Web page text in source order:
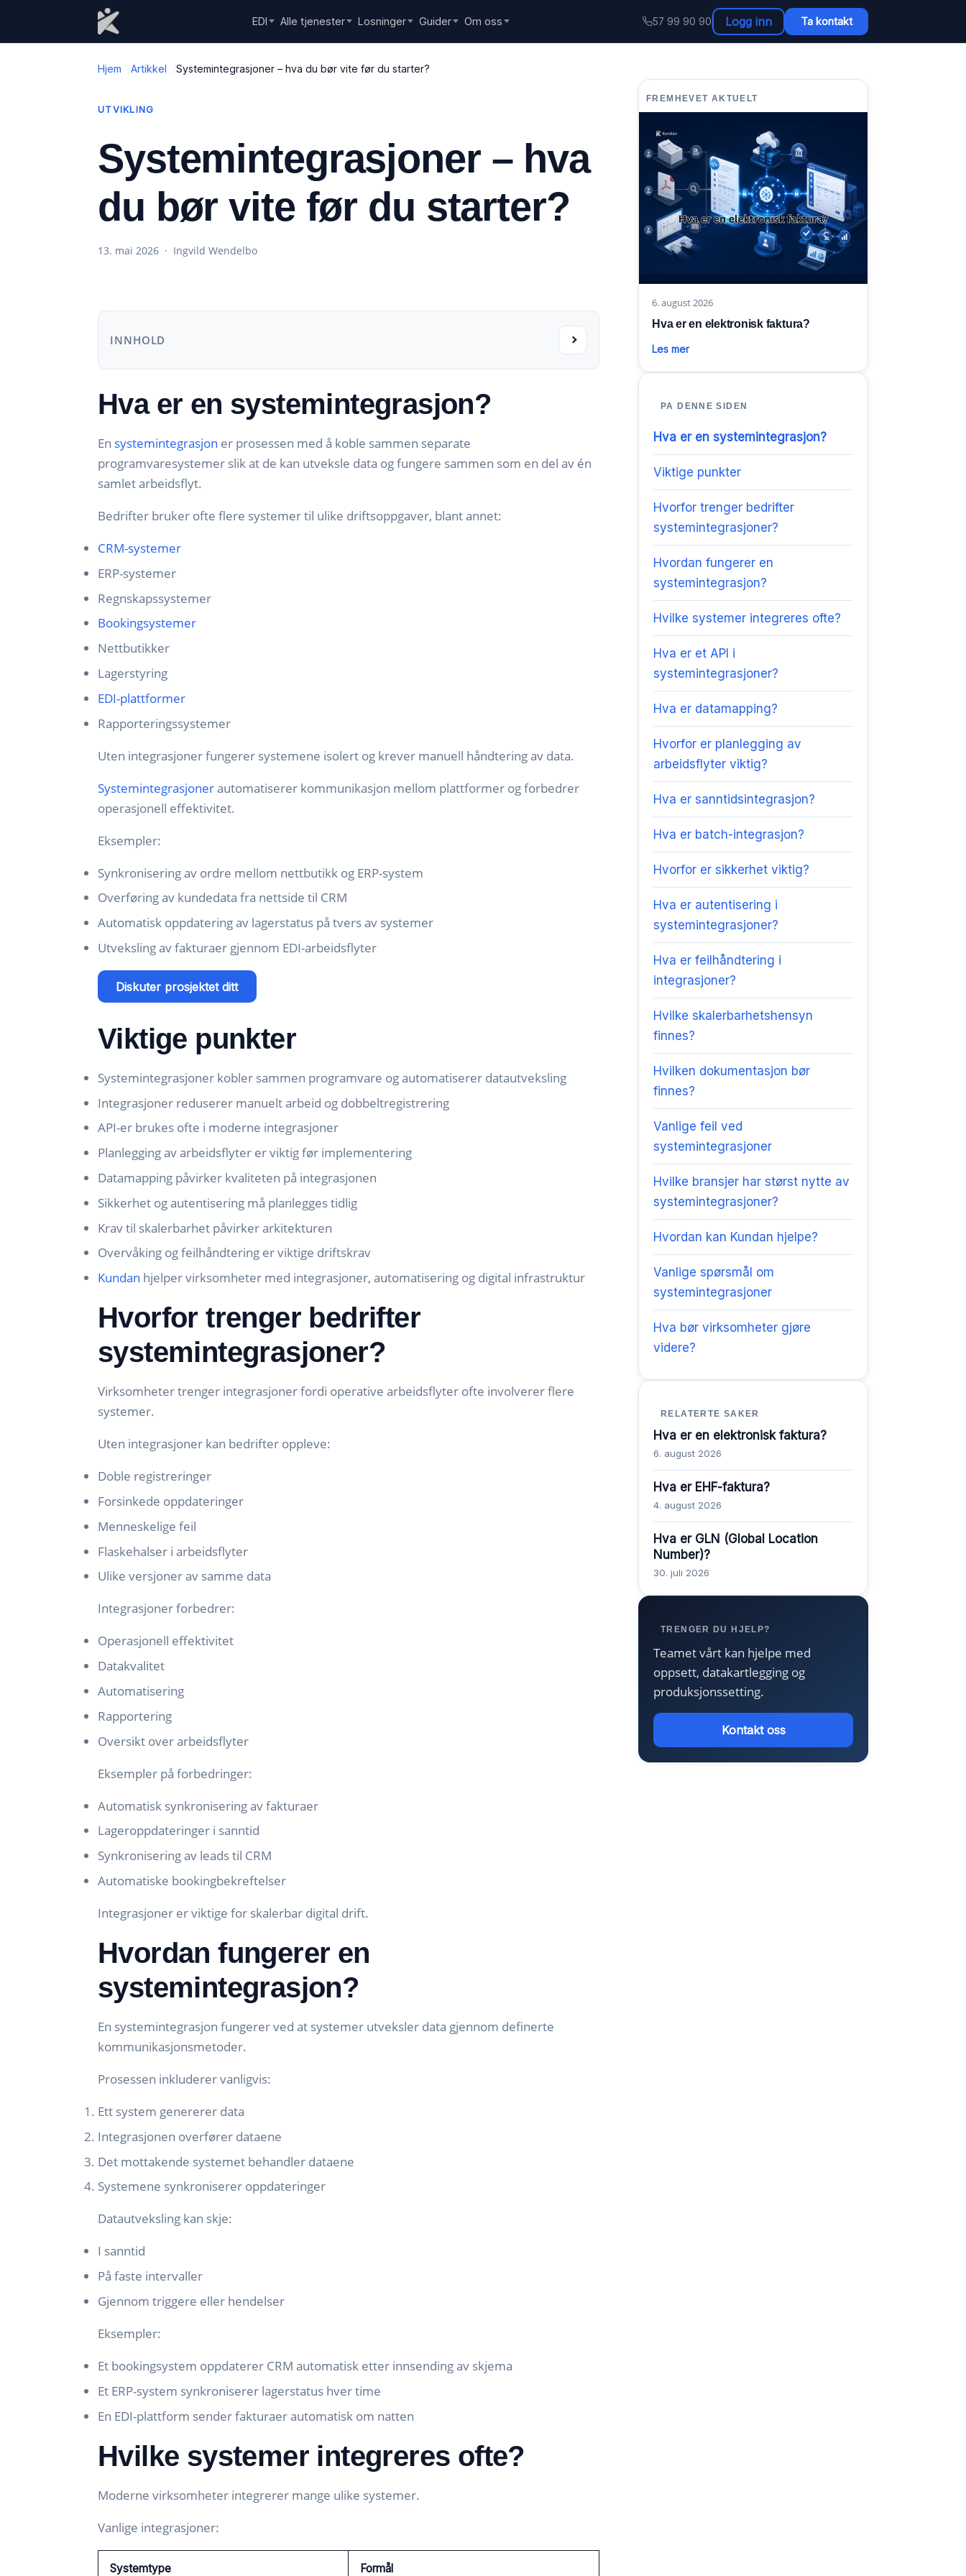
EDI Alle tjenester Losninger Guider Om oss 57 99 90 90 Logg inn Ta kontakt
Hjem Artikkel Systemintegrasjoner – hva du bør vite før du starter?
UTVIKLING
Systemintegrasjoner – hva
du bør vite før du starter?
13. mai 2026 · Ingvild Wendelbo
INNHOLD
Hva er en systemintegrasjon?
En systemintegrasjon er prosessen med å koble sammen separate
programvaresystemer slik at de kan utveksle data og fungere sammen som en del av én
samlet arbeidsflyt.
Bedrifter bruker ofte flere systemer til ulike driftsoppgaver, blant annet:
CRM-systemer
ERP-systemer
Regnskapssystemer
Bookingsystemer
Nettbutikker
Lagerstyring
EDI-plattformer
Rapporteringssystemer
Uten integrasjoner fungerer systemene isolert og krever manuell håndtering av data.
Systemintegrasjonerautomatiserer kommunikasjon mellom plattformer og forbedrer
operasjonell effektivitet.
Eksempler:
Synkronisering av ordre mellom nettbutikk og ERP-system
Overføring av kundedata fra nettside til CRM
Automatisk oppdatering av lagerstatus på tvers av systemer
Utveksling av fakturaer gjennom EDI-arbeidsflyter
Diskuter prosjektet ditt
Viktige punkter
Systemintegrasjoner kobler sammen programvare og automatiserer datautveksling
Integrasjoner reduserer manuelt arbeid og dobbeltregistrering
API-er brukes ofte i moderne integrasjoner
Planlegging av arbeidsflyter er viktig før implementering
Datamapping påvirker kvaliteten på integrasjonen
Sikkerhet og autentisering må planlegges tidlig
Krav til skalerbarhet påvirker arkitekturen
Overvåking og feilhåndtering er viktige driftskrav
Kundan hjelper virksomheter med integrasjoner, automatisering og digital infrastruktur
Hvorfor trenger bedrifter
systemintegrasjoner?
Virksomheter trenger integrasjoner fordi operative arbeidsflyter ofte involverer flere
systemer.
Uten integrasjoner kan bedrifter oppleve:
Doble registreringer
Forsinkede oppdateringer
Menneskelige feil
Flaskehalser i arbeidsflyter
Ulike versjoner av samme data
Integrasjoner forbedrer:
Operasjonell effektivitet
Datakvalitet
Automatisering
Rapportering
Oversikt over arbeidsflyter
Eksempler på forbedringer:
Automatisk synkronisering av fakturaer
Lageroppdateringer i sanntid
Synkronisering av leads til CRM
Automatiske bookingbekreftelser
Integrasjoner er viktige for skalerbar digital drift.
Hvordan fungerer en
systemintegrasjon?
En systemintegrasjon fungerer ved at systemer utveksler data gjennom definerte
kommunikasjonsmetoder.
Prosessen inkluderer vanligvis:
Ett system genererer data
Integrasjonen overfører dataene
Det mottakende systemet behandler dataene
Systemene synkroniserer oppdateringer
Datautveksling kan skje:
I sanntid
På faste intervaller
Gjennom triggere eller hendelser
Eksempler:
Et bookingsystem oppdaterer CRM automatisk etter innsending av skjema
Et ERP-system synkroniserer lagerstatus hver time
En EDI-plattform sender fakturaer automatisk om natten
Hvilke systemer integreres ofte?
Moderne virksomheter integrerer mange ulike systemer.
Vanlige integrasjoner:
Systemtype Formål
FREMHEVET AKTUELT
6. august 2026
Hva er en elektronisk faktura?
Les mer
PA DENNE SIDEN
Hva er en systemintegrasjon?
Viktige punkter
Hvorfor trenger bedrifter
systemintegrasjoner?
Hvordan fungerer en
systemintegrasjon?
Hvilke systemer integreres ofte?
Hva er et API i
systemintegrasjoner?
Hva er datamapping?
Hvorfor er planlegging av
arbeidsflyter viktig?
Hva er sanntidsintegrasjon?
Hva er batch-integrasjon?
Hvorfor er sikkerhet viktig?
Hva er autentisering i
systemintegrasjoner?
Hva er feilhåndtering i
integrasjoner?
Hvilke skalerbarhetshensyn
finnes?
Hvilken dokumentasjon bør
finnes?
Vanlige feil ved
systemintegrasjoner
Hvilke bransjer har størst nytte av
systemintegrasjoner?
Hvordan kan Kundan hjelpe?
Vanlige spørsmål om
systemintegrasjoner
Hva bør virksomheter gjøre
videre?
RELATERTE SAKER
Hva er en elektronisk faktura?
6. august 2026
Hva er EHF-faktura?
4. august 2026
Hva er GLN (Global Location
Number)?
30. juli 2026
TRENGER DU HJELP?
Teamet vårt kan hjelpe med
oppsett, datakartlegging og
produksjonssetting.
Kontakt oss